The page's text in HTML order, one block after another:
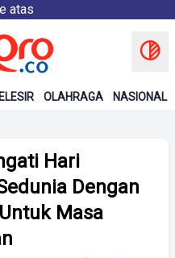
atas
OLAHRAGA NASIONAL
Hari
Dengan
Masa